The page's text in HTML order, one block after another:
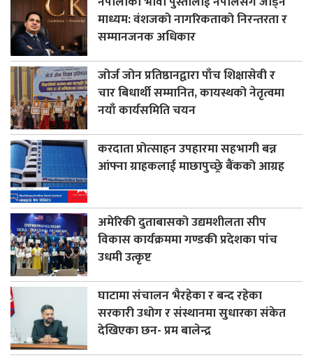
माध्यम: वंशजको नागरिकताको निरन्तरता र
सम्मानजनक अधिकार
जोर्ज जोन प्रतिष्ठानद्वारा पाँच शिक्षासेवी र
चार बिधार्थी सम्मानित, कायस्थको नेतृत्वमा
नयाँ कार्यसमिति चयन
करदाता प्रोत्साहन उपहारमा सहभागी बन्न
आंफ्ना ग्राहकलाई माछापुच्छ्रे बैंकको आग्रह
अमेरिकी दुताबासको उद्यमशीलता सीप
विकास कार्यक्रममा गण्डकी प्रदेशका पांच
उधमी उत्कृष्ट
घाटामा संचालन भैरहेका र बन्द रहेका
सरकारी उधोग र संस्थानमा सुधारका संकेत
देखिएका छन- प्रम बालेन्द्र